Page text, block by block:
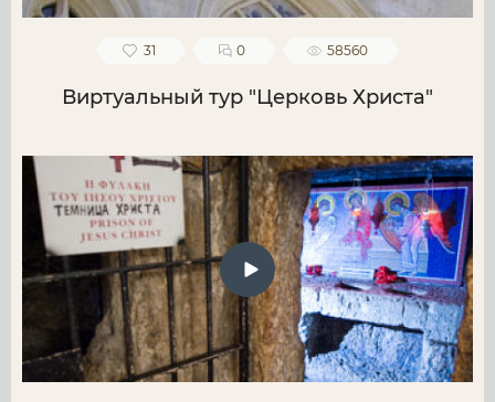
31 0 58560
Виртуальный тур "Церковь Христа"